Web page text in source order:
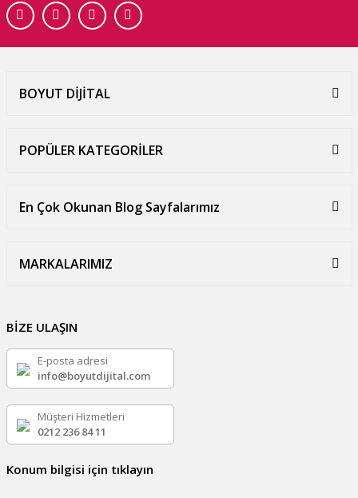
BOYUT DİJİTAL
POPÜLER KATEGORİLER
En Çok Okunan Blog Sayfalarımız
MARKALARIMIZ
BİZE ULAŞIN
E-posta adresi
info@boyutdijital.com
Müşteri Hizmetleri
0212 236 84 11
Konum bilgisi için tıklayın